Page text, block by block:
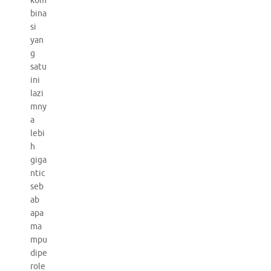
bina
si
yan
g
satu
ini
lazi
mny
a
lebi
h
giga
ntic
seb
ab
apa
ma
mpu
dipe
role